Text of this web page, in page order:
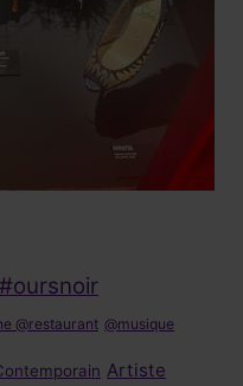
#oursnoir
@restaurant @musique
Artiste